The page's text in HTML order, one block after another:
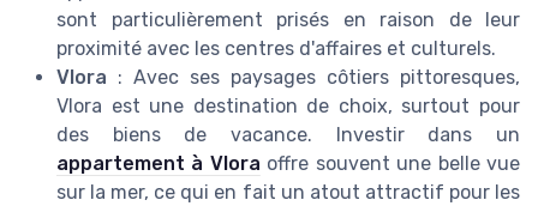
sont particulièrement prisés en raison de leur
proximité avec les centres d'affaires et culturels.
Vlora : Avec ses paysages côtiers pittoresques,
Vlora est une destination de choix, surtout pour
des biens de vacance. Investir dans un
appartement à Vlora offre souvent une belle vue
sur la mer, ce qui en fait un atout attractif pour les